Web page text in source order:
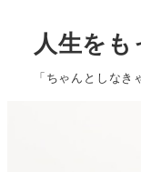
人生を
「ちゃんとしな